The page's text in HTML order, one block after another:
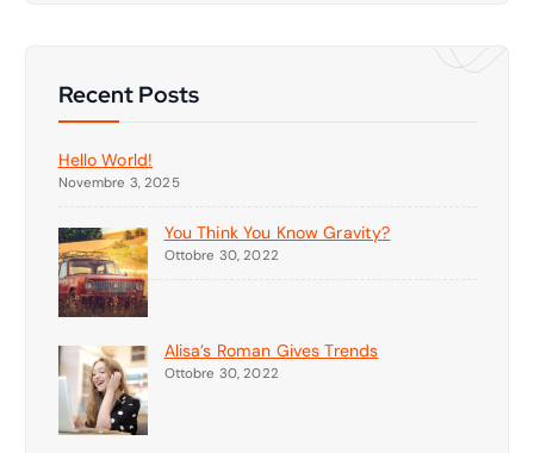
Recent Posts
Hello World!
Novembre 3, 2025
You Think You Know Gravity?
Ottobre 30, 2022
Alisa’s Roman Gives Trends
Ottobre 30, 2022